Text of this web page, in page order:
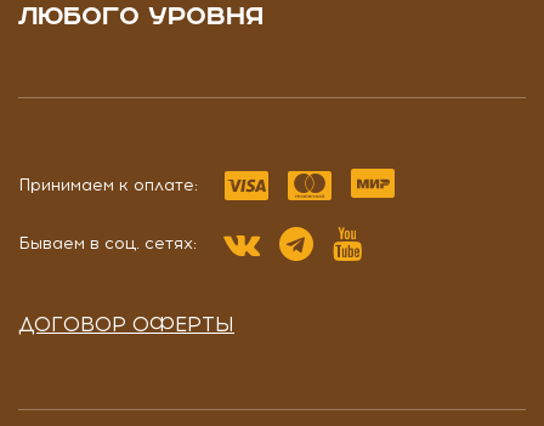
ЛЮБОГО УРОВНЯ
Принимаем к оплате:
Бываем в соц. сетях:
ДОГОВОР ОФЕРТЫ